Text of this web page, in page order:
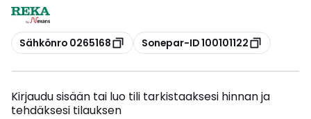
Kopioi
Sähkönro 0265168 Kopioi
Sonepar-ID 100101122
Kirjaudu sisään tai luo tili tarkistaaksesi hinnan ja
tehdäksesi tilauksen